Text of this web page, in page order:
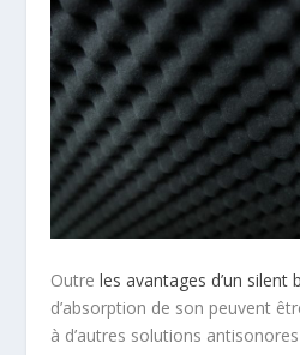
Outreles avantages d’un silent
d’absorption de son peuvent
à d’autres solutions